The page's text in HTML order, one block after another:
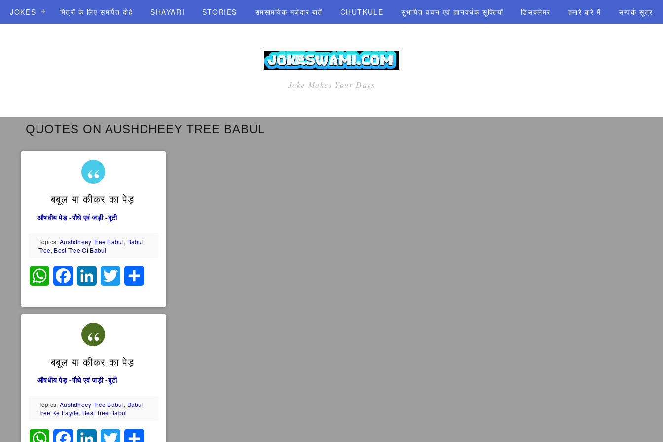
JOKES मित्रों के लिए समर्पित दोहे SHAYARI STORIES समसामयिक मजेदार बातें CHUTKULE सुभाषित वचन एवं ज्ञानवर्धक सूक्तियाँ डिसक्लेमर हमारे बारे में सम्पर्क सूत्र
Joke Makes Your Days
QUOTES ON AUSHDHEEY TREE BABUL
बबूल या कीकर का पेड़
औषधीय पेड़ -पौधे एवं जड़ी -बूटी
Topics: Aushdheey Tree Babul, Babul
Tree, Best Tree Of Babul
WhatsAppFacebookLinkedInTwitter
बबूल या कीकर का पेड़
औषधीय पेड़ -पौधे एवं जड़ी -बूटी
Topics: Aushdheey Tree Babul, Babul
Tree Ke Fayde, Best Tree Babul
WhatsAppFacebookLinkedInTwitter